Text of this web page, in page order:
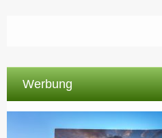
Werbung